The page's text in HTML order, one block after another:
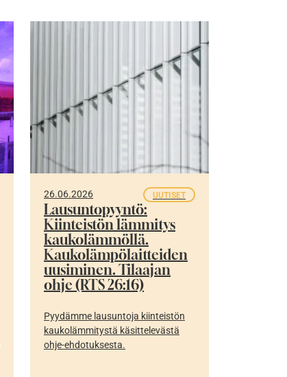
26.06.2026 UUTISET
Lausuntopyyntö:
Kiinteistön lämmitys
kaukolämmöllä.
Kaukolämpölaitteiden
uusiminen. Tilaajan
ohje (RTS 26:16)
Pyydämme lausuntoja kiinteistön
kaukolämmitystä käsittelevästä
ohje-ehdotuksesta.